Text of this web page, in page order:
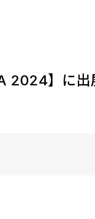
2024】に出